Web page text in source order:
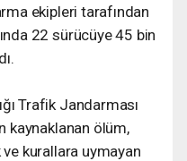
ekipleri tarafından
22 sürücüye 45 bin
Trafik Jandarması
kaynaklanan ölüm,
kurallara uymayan